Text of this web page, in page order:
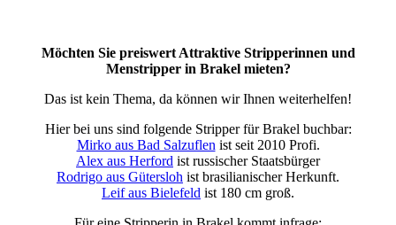
Möchten Sie preiswert Attraktive Stripperinnen und
Menstripper in Brakel mieten?
Das ist kein Thema, da können wir Ihnen weiterhelfen!
Hier bei uns sind folgende Stripper für Brakel buchbar:
Mirko aus Bad Salzuflen ist seit 2010 Profi.
Alex aus Herford ist russischer Staatsbürger
Rodrigo aus Gütersloh ist brasilianischer Herkunft.
Leif aus Bielefeld ist 180 cm groß.